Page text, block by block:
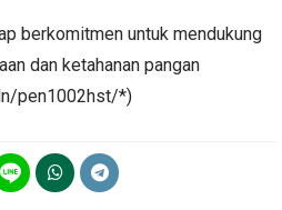
berkomitmen untuk mendukung
dan ketahanan pangan
pen1002hst/*)